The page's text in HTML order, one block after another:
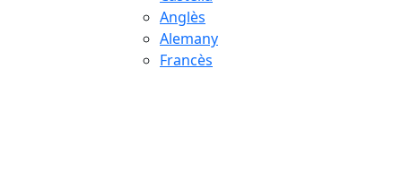
Anglès
Alemany
Francès